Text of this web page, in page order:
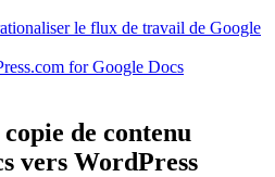
le flux de travail de Google
for Google Docs
de contenu
vers WordPress